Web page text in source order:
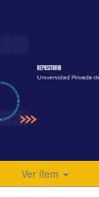
Ver ítem